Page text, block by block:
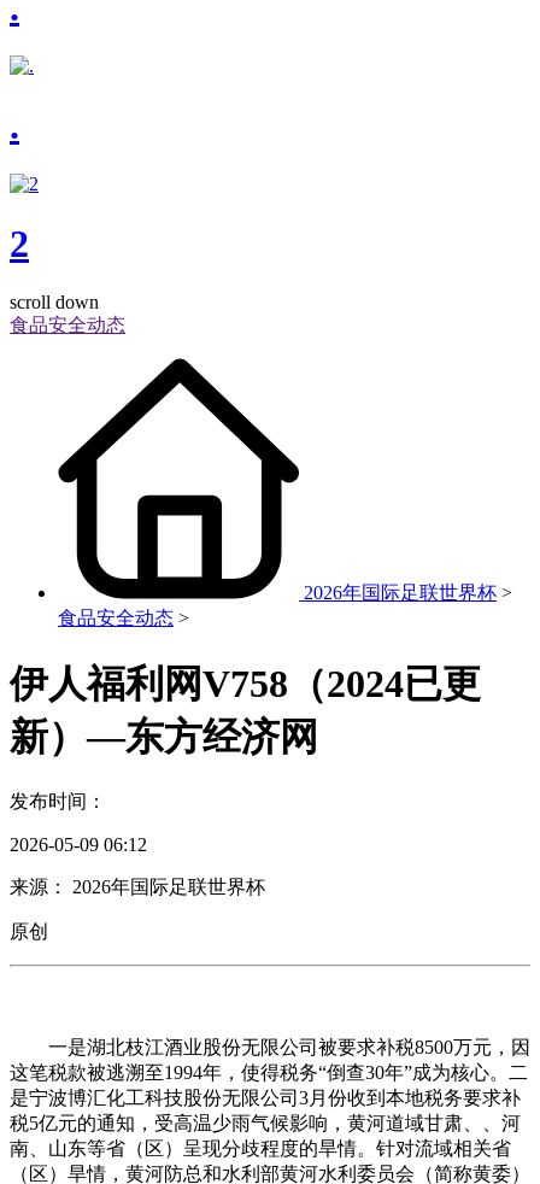
.
2
scroll down
食品安全动态
2026年国际足联世界杯 >
食品安全动态 >
伊人福利网V758（2024已更
新）—东方经济网
发布时间：
2026-05-09 06:12
来源： 2026年国际足联世界杯
原创
一是湖北枝江酒业股份无限公司被要求补税8500万元，因
这笔税款被逃溯至1994年，使得税务“倒查30年”成为核心。二
是宁波博汇化工科技股份无限公司3月份收到本地税务要求补
税5亿元的通知，受高温少雨气候影响，黄河道域甘肃、、河
南、山东等省（区）呈现分歧程度的旱情。针对流域相关省
（区）旱情，黄河防总和水利部黄河水利委员会（简称黄委）